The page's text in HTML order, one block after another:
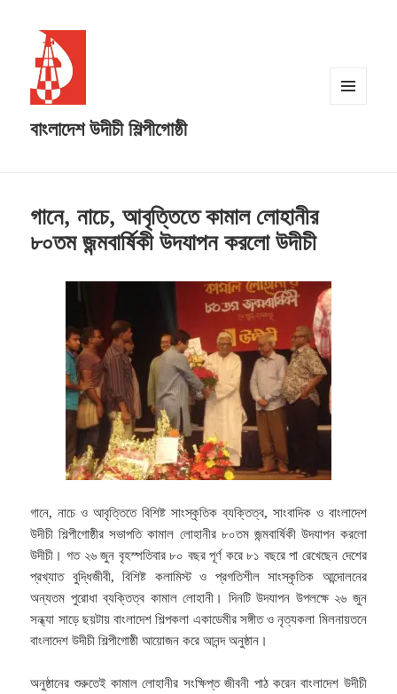
বাংলাদেশ উদীচী শিল্পীগোষ্ঠী
গানে, নাচে, আবৃত্তিতে কামাল লোহানীর
৮০তম জন্মবার্ষিকী উদযাপন করলো উদীচী
গানে, নাচে ও আবৃত্তিতে বিশিষ্ট সাংস্কৃতিক ব্যক্তিত্ব, সাংবাদিক ও বাংলাদেশ
উদীচী শিল্পীগোষ্ঠীর সভাপতি কামাল লোহানীর ৮০তম জন্মবার্ষিকী উদযাপন করলো
উদীচী। গত ২৬ জুন বৃহস্পতিবার ৮০ বছর পূর্ণ করে ৮১ বছরে পা রেখেছেন দেশের
প্রখ্যাত বুদ্ধিজীবী, বিশিষ্ট কলামিস্ট ও প্রগতিশীল সাংস্কৃতিক আন্দোলনের
অন্যতম পুরোধা ব্যক্তিত্ব কামাল লোহানী। দিনটি উদযাপন উপলক্ষে ২৬ জুন
সন্ধ্যা সাড়ে ছয়টায় বাংলাদেশ শিল্পকলা একাডেমীর সঙ্গীত ও নৃত্যকলা মিলনায়তনে
বাংলাদেশ উদীচী শিল্পীগোষ্ঠী আয়োজন করে আনন্দ অনুষ্ঠান।
অনুষ্ঠানের শুরুতেই কামাল লোহানীর সংক্ষিপ্ত জীবনী পাঠ করেন বাংলাদেশ উদীচী